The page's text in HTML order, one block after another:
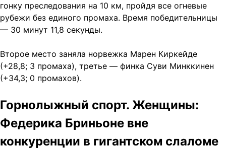
гонку преследования на 10 км, пройдя все огневые
рубежи без единого промаха. Время победительницы
— 30 минут 11,8 секунды.
Второе место заняла норвежка Марен Киркейде
(+28,8; 3 промаха), третье — финка Суви Минккинен
(+34,3; 0 промахов).
Горнолыжный спорт. Женщины:
Федерика Бриньоне вне
конкуренции в гигантском слаломе